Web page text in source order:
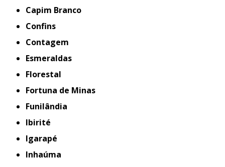
Capim Branco
Confins
Contagem
Esmeraldas
Florestal
Fortuna de Minas
Funilândia
Ibirité
Igarapé
Inhaúma